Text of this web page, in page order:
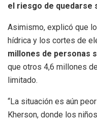
el riesgo de quedarse
Asimismo, explicó que
hídrica y los cortes de
millones de personas
que otros 4,6 millones
limitado.
“La situación es aún
Kherson, donde los